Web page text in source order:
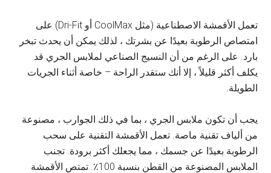
تعمل الأقمشة الاصطناعية (مثل CoolMax أو Dri-Fit) على
امتصاص الرطوبة بعيدًا عن بشرتك ، لذلك يمكن أن يحدث تبخر
بارد. على الرغم من أن النسيج الصناعي لملابس الجري قد
يكلف أكثر قليلاً ، إلا أنك ستقدر الراحة – خاصة أثناء الجريات
الطويلة.
يجب أن تكون ملابس الجري ، بما في ذلك الجوارب ، مصنوعة
من ألياف تقنية ماصة. تعمل الأقمشة التقنية على سحب
الرطوبة بعيدًا عن جسمك ، مما يجعلك أكثر برودة. تجنب
الملابس المصنوعة من القطن بنسبة 100٪. تمتص الأقمشة